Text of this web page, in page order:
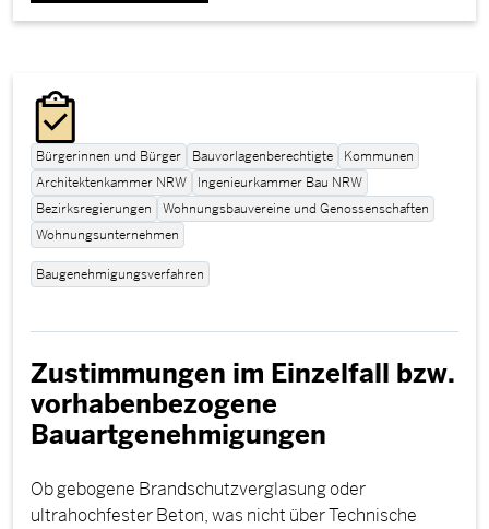
Bürgerinnen und Bürger Bauvorlagenberechtigte
Kommunen
Architektenkammer NRW
Ingenieurkammer Bau NRW
Bezirksregierungen
Wohnungsbauvereine und Genossenschaften​
Wohnungsunternehmen
Baugenehmigungsverfahren
Zustimmungen im Einzelfall bzw.
vorhabenbezogene
Bauartgenehmigungen
Ob gebogene Brandschutzverglasung oder
ultrahochfester Beton, was nicht über Technische